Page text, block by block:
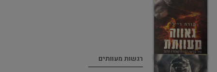
רגשות מעוותים